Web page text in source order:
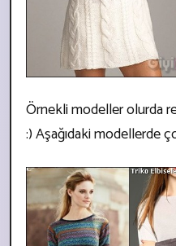
Örnekli modeller olurda
:) Aşağıdaki modellerde